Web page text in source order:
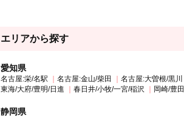
エリアから探す
愛知県
名古屋:栄/名駅 名古屋:金山/柴田 名古屋:大曽根/黒川
東海/大府/豊明/日進
春日井/小牧/一宮/稲沢 岡崎/豊田
静岡県